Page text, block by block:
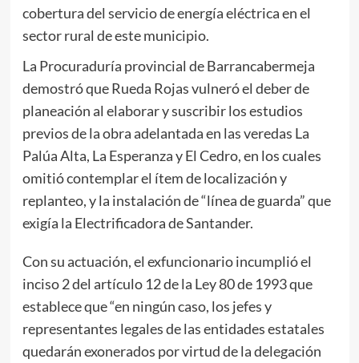
cobertura del servicio de energía eléctrica en el
sector rural de este municipio.
La Procuraduría provincial de Barrancabermeja
demostró que Rueda Rojas vulneró el deber de
planeación al elaborar y suscribir los estudios
previos de la obra adelantada en las veredas La
Palúa Alta, La Esperanza y El Cedro, en los cuales
omitió contemplar el ítem de localización y
replanteo, y la instalación de “línea de guarda” que
exigía la Electrificadora de Santander.
Con su actuación, el exfuncionario incumplió el
inciso 2 del artículo 12 de la Ley 80 de 1993 que
establece que “en ningún caso, los jefes y
representantes legales de las entidades estatales
quedarán exonerados por virtud de la delegación